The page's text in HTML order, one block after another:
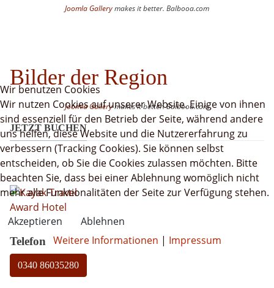
Joomla Gallerymakes it better. Balbooa.com
Bilder der Region
Joomla Gallerymakes it better. Balbooa.com
JETZT BUCHEN
Telefon
0340 86035280
Wir benutzen Cookies
Wir nutzen Cookies auf unserer Website. Einige von ihnen
sind essenziell für den Betrieb der Seite, während andere
uns helfen, diese Website und die Nutzererfahrung zu
verbessern (Tracking Cookies). Sie können selbst
entscheiden, ob Sie die Cookies zulassen möchten. Bitte
beachten Sie, dass bei einer Ablehnung womöglich nicht
mehr alle Funktionalitäten der Seite zur Verfügung stehen.
Akzeptieren
Ablehnen
Weitere Informationen | Impressum